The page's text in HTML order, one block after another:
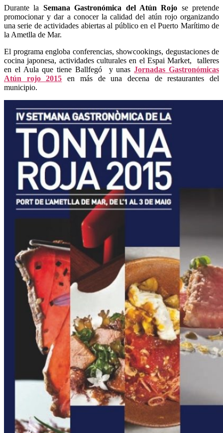
Durante la Semana Gastronómica del Atún Rojo se pretende
promocionar y dar a conocer la calidad del atún rojo organizando
una serie de actividades abiertas al público en el Puerto Marítimo de
la Ametlla de Mar.
El programa engloba conferencias, showcookings, degustaciones de
cocina japonesa, actividades culturales en el Espai Market, talleres
en el Aula que tiene Ballfegó y unasJornadas Gastronómicas
Atún rojo 2015 en más de una decena de restaurantes del
municipio.